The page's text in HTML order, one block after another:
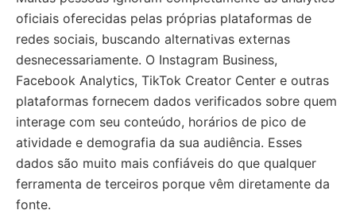
oficiais oferecidas pelas próprias plataformas de
redes sociais, buscando alternativas externas
desnecessariamente. O Instagram Business,
Facebook Analytics, TikTok Creator Center e outras
plataformas fornecem dados verificados sobre quem
interage com seu conteúdo, horários de pico de
atividade e demografia da sua audiência. Esses
dados são muito mais confiáveis do que qualquer
ferramenta de terceiros porque vêm diretamente da
fonte.